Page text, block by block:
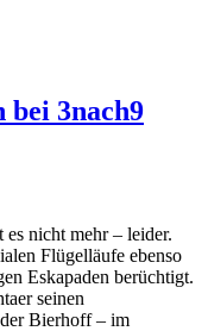
3nach9
nicht mehr – leider.
Flügelläufe ebenso
Eskapaden berüchtigt.
seinen
Bierhoff – im